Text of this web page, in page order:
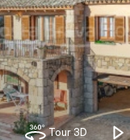
Tour 3D